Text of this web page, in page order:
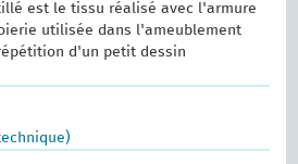
est le tissu réalisé avec l'armure
utilisée dans l'ameublement
d'un petit dessin